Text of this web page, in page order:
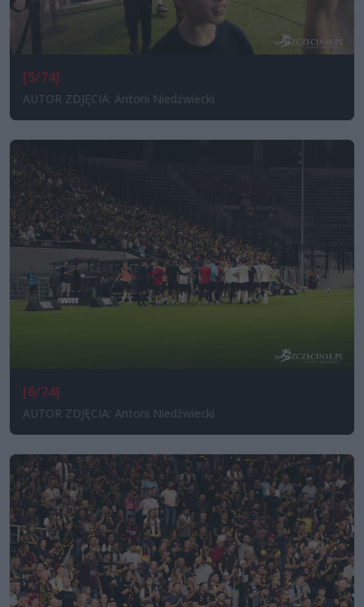
[5/74]
AUTOR ZDJĘCIA: Antoni Niedźwiecki
[6/74]
AUTOR ZDJĘCIA: Antoni Niedźwiecki